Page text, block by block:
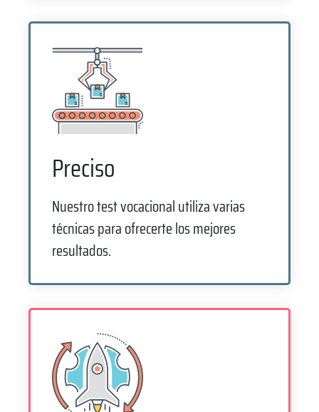
Preciso
Nuestro test vocacional utiliza varias
técnicas para ofrecerte los mejores
resultados.